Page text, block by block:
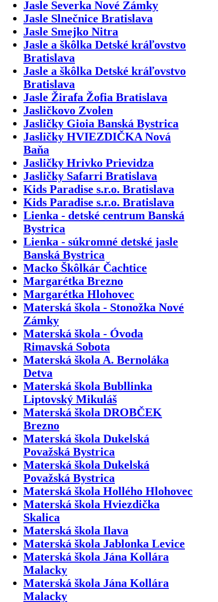
Jasle Severka Nové Zámky
Jasle Slnečnice Bratislava
Jasle Smejko Nitra
Jasle a škôlka Detské kráľovstvo
Bratislava
Jasle a škôlka Detské kráľovstvo
Bratislava
Jasle Žirafa Žofia Bratislava
Jasličkovo Zvolen
Jasličky Gioia Banská Bystrica
Jasličky HVIEZDIČKA Nová
Baňa
Jasličky Hrivko Prievidza
Jasličky Safarri Bratislava
Kids Paradise s.r.o. Bratislava
Kids Paradise s.r.o. Bratislava
Lienka - detské centrum Banská
Bystrica
Lienka - súkromné detské jasle
Banská Bystrica
Macko Škôlkár Čachtice
Margarétka Brezno
Margarétka Hlohovec
Materská škola - Stonožka Nové
Zámky
Materská škola - Óvoda
Rimavská Sobota
Materská škola A. Bernoláka
Detva
Materská škola Bubllinka
Liptovský Mikuláš
Materská škola DROBČEK
Brezno
Materská škola Dukelská
Považská Bystrica
Materská škola Dukelská
Považská Bystrica
Materská škola Hollého Hlohovec
Materská škola Hviezdička
Skalica
Materská škola Ilava
Materská škola Jablonka Levice
Materská škola Jána Kollára
Malacky
Materská škola Jána Kollára
Malacky